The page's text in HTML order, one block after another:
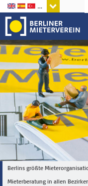
Sprachen
Berlins größte
Mieterberatung in allen